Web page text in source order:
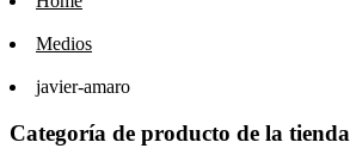
Medios
javier-amaro
Categoría de producto de la tienda